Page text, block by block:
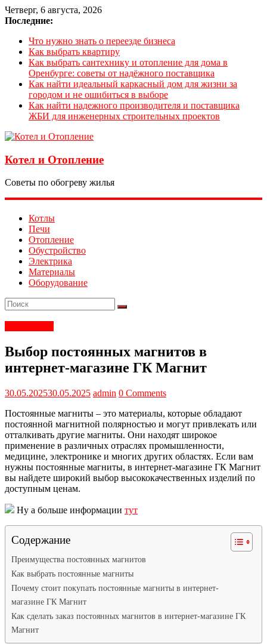
Четверг, 6 августа, 2026
Последние:
Что нужно знать о переезде бизнеса
Как выбрать квартиру
Как выбрать сантехнику и отопление для дома в
Оренбурге: советы от надёжного поставщика
Как найти идеальный каркасный дом для жизни за
городом и не ошибиться в выборе
Как найти надежного производителя и поставщика
ЖБИ для инженерных строительных проектов
Котел и Отопление
Советы по обогреву жилья
Котлы
Печи
Отопление
Обустройство
Электрика
Материалы
Оборудование
Выбор постоянных магнитов в
интернет-магазине ГК Магнит
30.05.202530.05.2025 admin 0 Comments
Постоянные магниты – это материалы, которые обладают
постоянной магнитной полярностью и могут привлекать или
отталкивать другие магниты. Они находят широкое
применение в различных отраслях промышленности,
медицине, электронике и многих других областях. Если вам
нужны постоянные магниты, в интернет-магазине ГК Магнит
вы найдете широкий выбор высококачественных изделий по
доступным ценам.
Ну а больше информации тут
Содержание
Преимущества постоянных магнитов
Как выбрать постоянные магниты
Почему стоит покупать постоянные магниты в интернет-
магазине ГК Магнит
Как сделать заказ постоянных магнитов в интернет-магазине ГК
Магнит